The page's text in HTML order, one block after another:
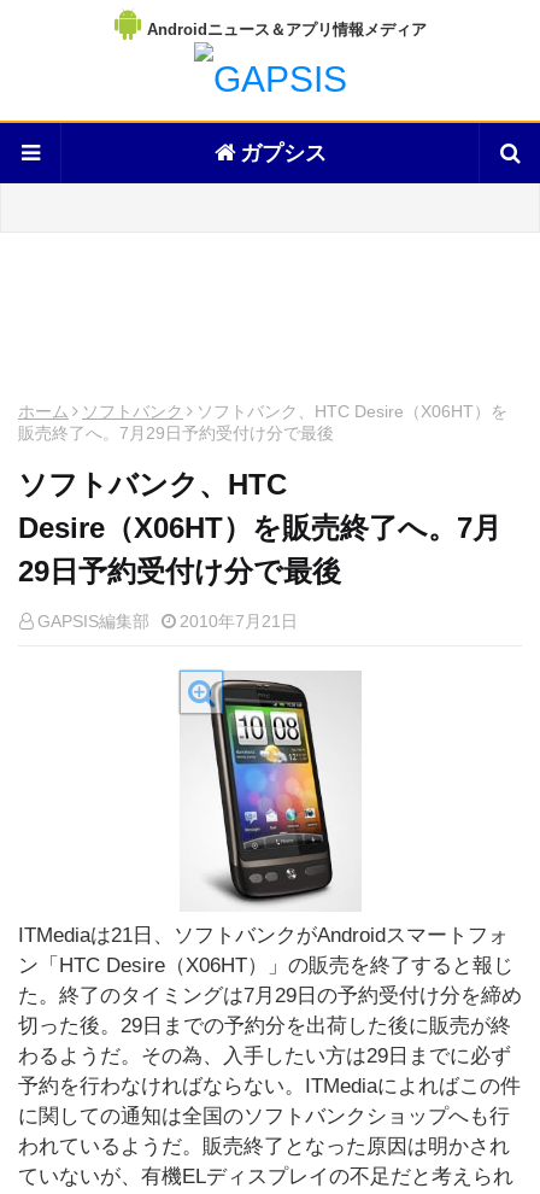
Androidニュース＆アプリ情報メディア
ガプシス
ホーム ソフトバンク
ソフトバンク、HTC Desire（X06HT）を
販売終了へ。7月29日予約受付け分で最後
ソフトバンク、HTC
Desire（X06HT）を販売終了へ。7月
29日予約受付け分で最後
GAPSIS編集部 2010年7月21日
ITMediaは21日、ソフトバンクがAndroidスマートフォ
ン「HTC Desire（X06HT）」の販売を終了すると報じ
た。終了のタイミングは7月29日の予約受付け分を締め
切った後。29日までの予約分を出荷した後に販売が終
わるようだ。その為、入手したい方は29日までに必ず
予約を行わなければならない。ITMediaによればこの件
に関しての通知は全国のソフトバンクショップへも行
われているようだ。販売終了となった原因は明かされ
ていないが、有機ELディスプレイの不足だと考えられ